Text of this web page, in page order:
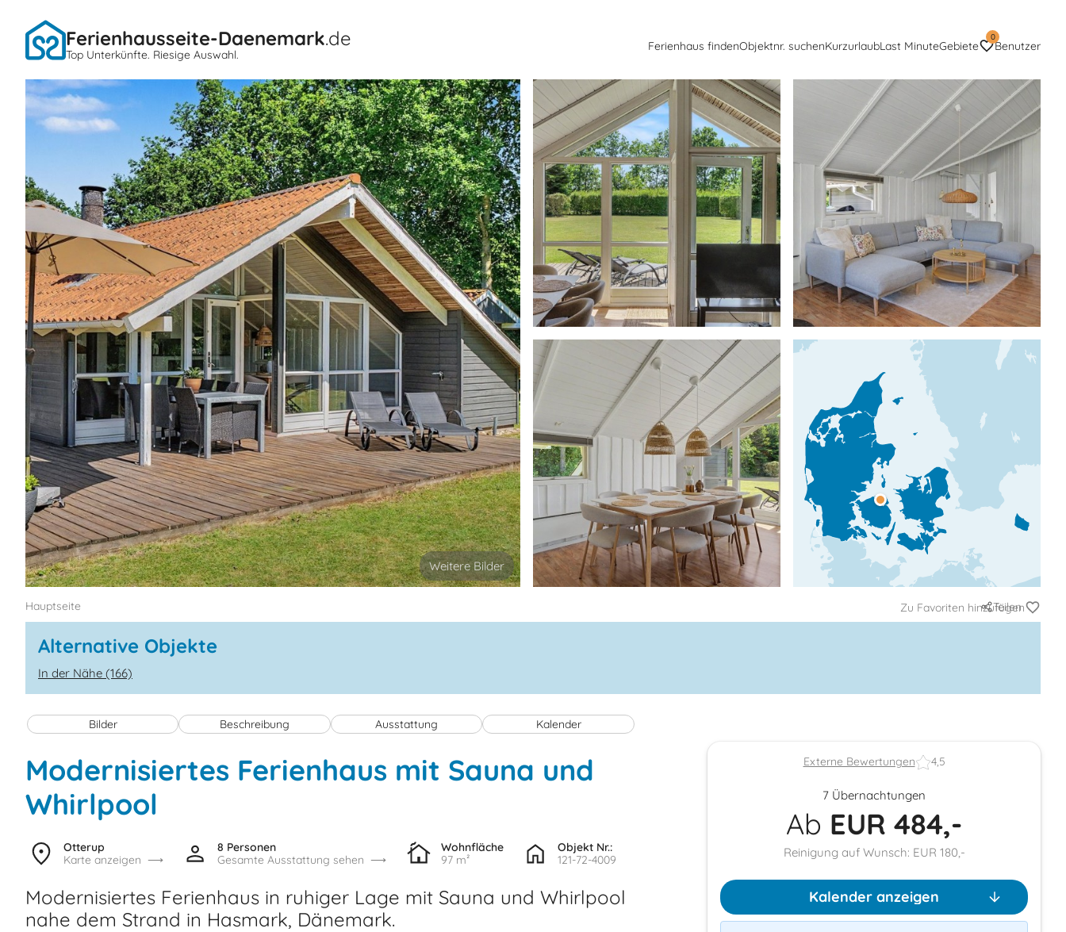
Ferienhausseite-Daenemark.de
Top Unterkünfte. Riesige Auswahl.
Ferienhaus findenObjektnr. suchenKurzurlaubLast MinuteGebiete
0
Benutzer
Hauptseite Zu Favoriten hinzufügen
Teilen
Alternative Objekte
In der Nähe (166)
Bilder Beschreibung Ausstattung Kalender
Modernisiertes Ferienhaus mit Sauna und
Whirlpool
Otterup
Karte anzeigen
8 Personen
Gesamte Ausstattung sehen
Wohnfläche
97 m²
Objekt Nr.:
121-72-4009
Modernisiertes Ferienhaus in ruhiger Lage mit Sauna und Whirlpool
nahe dem Strand in Hasmark, Dänemark.
Externe Bewertungen 4,5
7 Übernachtungen
Ab EUR 484,-
Reinigung auf Wunsch: EUR 180,-
Kalender anzeigen